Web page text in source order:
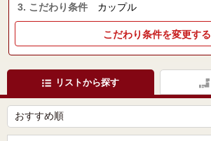
3. こだわり条件 カップル
こだわり条件を変更する
リストから探す